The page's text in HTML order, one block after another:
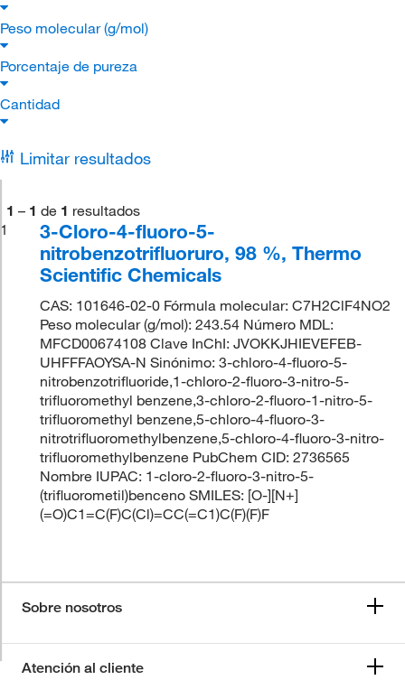
Peso molecular (g/mol)
Porcentaje de pureza
Cantidad
Limitar resultados
1 – 1 de 1 resultados
1
3-Cloro-4-fluoro-5-
nitrobenzotrifluoruro, 98 %, Thermo
Scientific Chemicals
CAS: 101646-02-0 Fórmula molecular: C7H2ClF4NO2
Peso molecular (g/mol): 243.54 Número MDL:
MFCD00674108 Clave InChI: JVOKKJHIEVEFEB-
UHFFFAOYSA-N Sinónimo: 3-chloro-4-fluoro-5-
nitrobenzotrifluoride,1-chloro-2-fluoro-3-nitro-5-
trifluoromethyl benzene,3-chloro-2-fluoro-1-nitro-5-
trifluoromethyl benzene,5-chloro-4-fluoro-3-
nitrotrifluoromethylbenzene,5-chloro-4-fluoro-3-nitro-
trifluoromethylbenzene PubChem CID: 2736565
Nombre IUPAC: 1-cloro-2-fluoro-3-nitro-5-
(trifluorometil)benceno SMILES: [O-][N+]
(=O)C1=C(F)C(Cl)=CC(=C1)C(F)(F)F
Sobre nosotros
Atención al cliente